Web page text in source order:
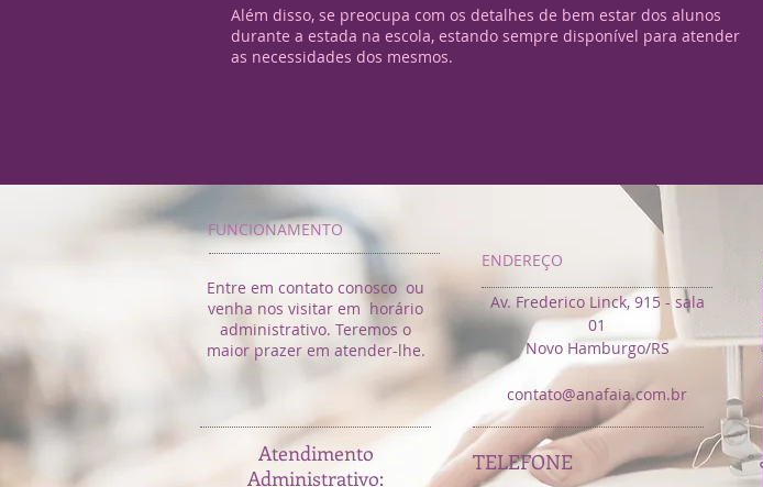
Além disso, se preocupa com os detalhes de bem estar dos alunos
durante a estada na escola, estando sempre disponível para atender
as necessidades dos mesmos.
FUNCIONAMENTO
Entre em contato conosco ou
venha nos visitar em horário
administrativo. Teremos o
maior prazer em atender-lhe.
Av. Frederico Linck, 915 - sala
01
Novo Hamburgo/RS
contato@anafaia.com.br
Atendimento
Administrativo:
TELEFONE
ENDEREÇO